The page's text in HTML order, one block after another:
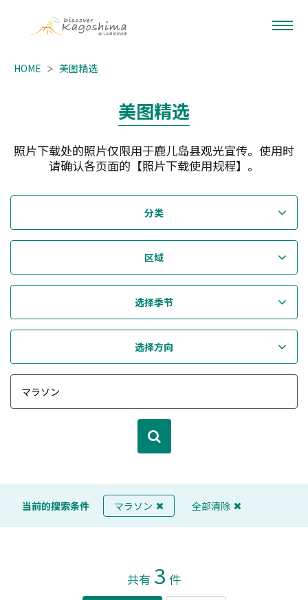
HOME 美图精选
美图精选
照片下载处的照片仅限用于鹿儿岛县观光宣传。使用时
请确认各页面的【照片下载使用规程】。
分类
区域
选择季节
选择方向
当前的搜索条件 マラソン 全部清除
共有 3 件